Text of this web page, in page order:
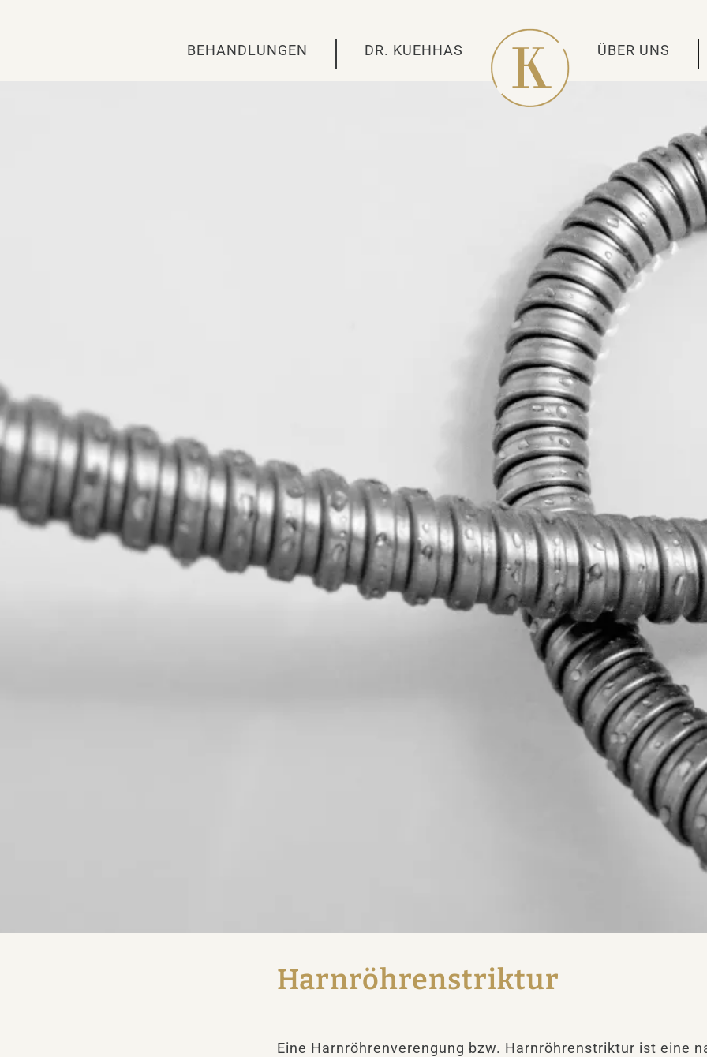
BEHANDLUNGEN DR. KUEHHAS ÜBER UNS
Harnröhrenstriktur
Eine Harnröhrenverengung bzw. Harnröhrenstriktur ist eine